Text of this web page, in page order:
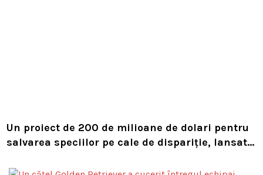
Un proiect de 200 de milioane de dolari pentru
salvarea speciilor pe cale de dispariție, lansat